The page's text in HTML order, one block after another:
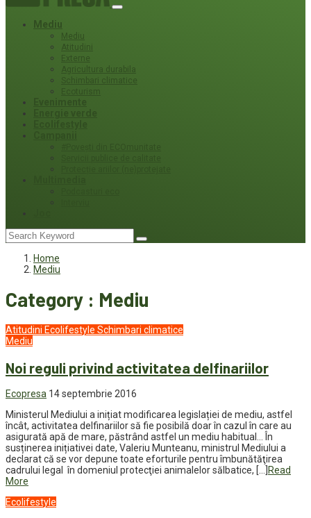
Mediu
Mediu
Atitudini
Externe
Agricultura durabila
Schimbari climatice
Ecoturism
Home
Mediu
Category : Mediu
Atitudini Ecolifestyle Schimbari climatice
Mediu
Noi reguli privind activitatea delfinariilor
Ecopresa 14 septembrie 2016
Ministerul Mediului a inițiat modificarea legislației de mediu, astfel
încât, activitatea delfinariilor să fie posibilă doar în cazul în care au
asigurată apă de mare, păstrând astfel un mediu habitual… În
susținerea inițiativei date, Valeriu Munteanu, ministrul Mediului a
declarat că se vor depune toate eforturile pentru îmbunătăţirea
cadrului legal în domeniul protecţiei animalelor sălbatice, […]
Read
More
Ecolifestyle